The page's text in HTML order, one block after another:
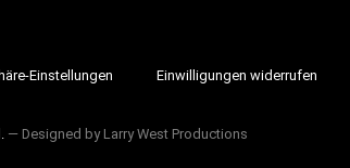
Einstellungen Einwilligungen widerrufen
― Designed by Larry West Productions